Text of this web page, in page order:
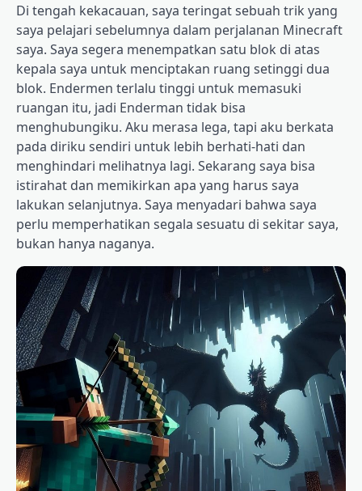
Di tengah kekacauan, saya teringat sebuah trik yang
saya pelajari sebelumnya dalam perjalanan Minecraft
saya. Saya segera menempatkan satu blok di atas
kepala saya untuk menciptakan ruang setinggi dua
blok. Endermen terlalu tinggi untuk memasuki
ruangan itu, jadi Enderman tidak bisa
menghubungiku. Aku merasa lega, tapi aku berkata
pada diriku sendiri untuk lebih berhati-hati dan
menghindari melihatnya lagi. Sekarang saya bisa
istirahat dan memikirkan apa yang harus saya
lakukan selanjutnya. Saya menyadari bahwa saya
perlu memperhatikan segala sesuatu di sekitar saya,
bukan hanya naganya.